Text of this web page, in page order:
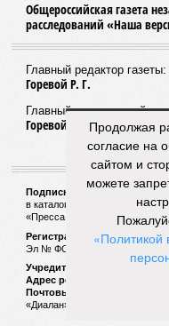
Общероссийская газета
расследований «Наша
Главный редактор газеты:
Горевой Р. Г.
Главный редактор сайта:
Горевой Р. Г.
Подписной индекс газеты
в каталоге «Почта России» —
«Пресса России» (зелёный) —
Регистрационный номер
Эл № ФС77-53847 от 26.04.2013.
Учредитель ООО «Версия»
Адрес редакции:
123100,
Почтовый адрес редакции:
«Диалан»
Продолжая
согласие на
сайтом и
можете
«Политикой